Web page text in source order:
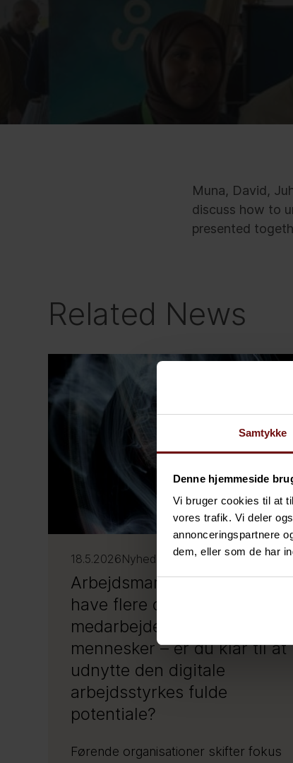
Samtykke
Denne hjemmeside
Vi bruger cookies til at
vores trafik. Vi deler
annonceringspartnere
dem, eller som de har
Muna, David,
discuss how to
presented
Related News
18.5.2026Nyheder
Arbejdsmarkedet vil om to
have flere digitale
medarbejdere end
mennesker – er du klar til at
udnytte den digitale
arbejdsstyrkes fulde
potentiale?
Førende organisationer skifter fokus